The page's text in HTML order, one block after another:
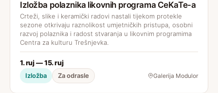
Izložba polaznika likovnih programa CeKaTe-a
Crteži, slike i keramički radovi nastali tijekom protekle
sezone otkrivaju raznolikost umjetničkih pristupa, osobni
razvoj polaznika i radost stvaranja u likovnim programima
Centra za kulturu Trešnjevka.
1. ruj — 15. ruj
Izložba Za odrasle Galerija Modulor